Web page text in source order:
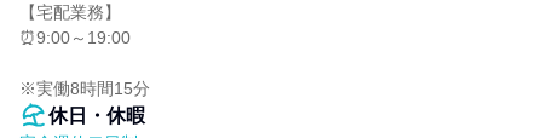
【宅配業務】
⏰9:00～19:00
※実働8時間15分
休日・休暇